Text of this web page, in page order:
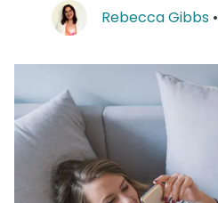
Rebecca Gibbs•